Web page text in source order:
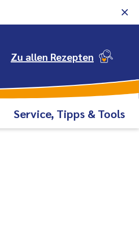
Zu allen Rezepten
Service, Tipps & Tools